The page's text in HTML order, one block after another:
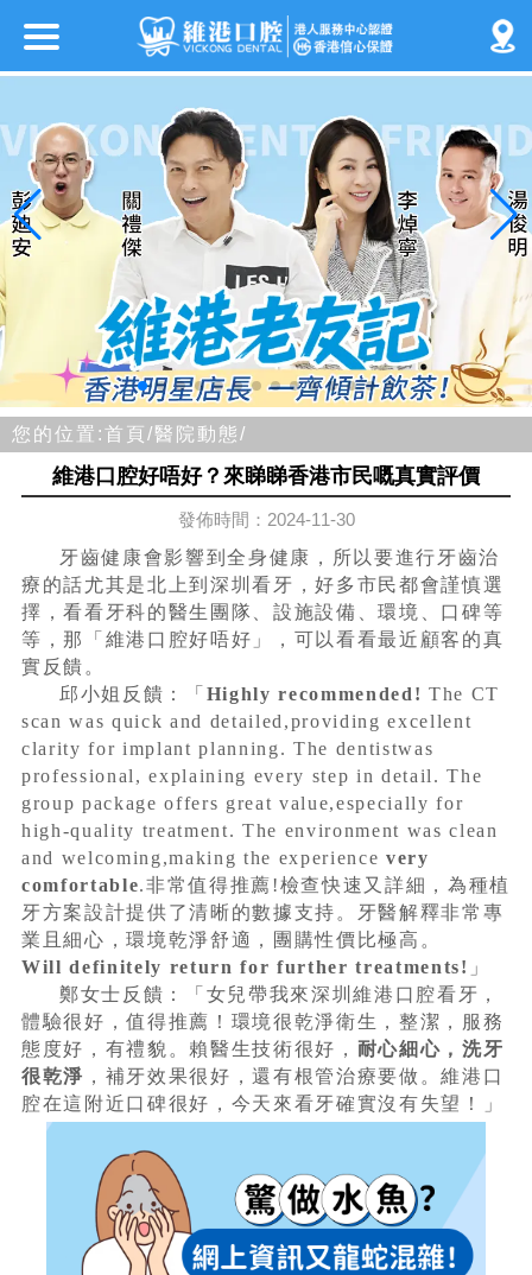
您的位置:首頁/醫院動態/
維港口腔好唔好？來睇睇香港市民嘅真實評價
發佈時間：2024-11-30
牙齒健康會影響到全身健康，所以要進行牙齒治
療的話尤其是北上到深圳看牙，好多市民都會謹慎選
擇，看看牙科的醫生團隊、設施設備、環境、口碑等
等，那「維港口腔好唔好」，可以看看最近顧客的真
實反饋。
邱小姐反饋：「 Highly recommended! The CT
scan was quick and detailed,providing excellent
clarity for implant planning. The dentistwas
professional, explaining every step in detail. The
group package offers great value,especially for
high-quality treatment. The environment was clean
and welcoming,making the experiencevery
comfortable.非常值得推薦!檢查快速又詳細，為種植
牙方案設計提供了清晰的數據支持。牙醫解釋非常專
業且細心，環境乾淨舒適，團購性價比極高。
Will definitely return for further treatments! 」
鄭女士反饋：「女兒帶我來深圳維港口腔看牙，
體驗很好，值得推薦！環境很乾淨衛生，整潔，服務
態度好，有禮貌。賴醫生技術很好， 耐心細心，洗牙
很乾淨 ，補牙效果很好，還有根管治療要做。維港口
腔在這附近口碑很好，今天來看牙確實沒有失望！」